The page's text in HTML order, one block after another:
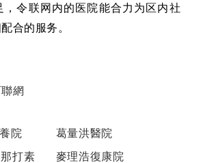
，令联网内的医院能合力为区内社
合的服务。
網
院
打素
葛量洪醫院
麥理浩復康院